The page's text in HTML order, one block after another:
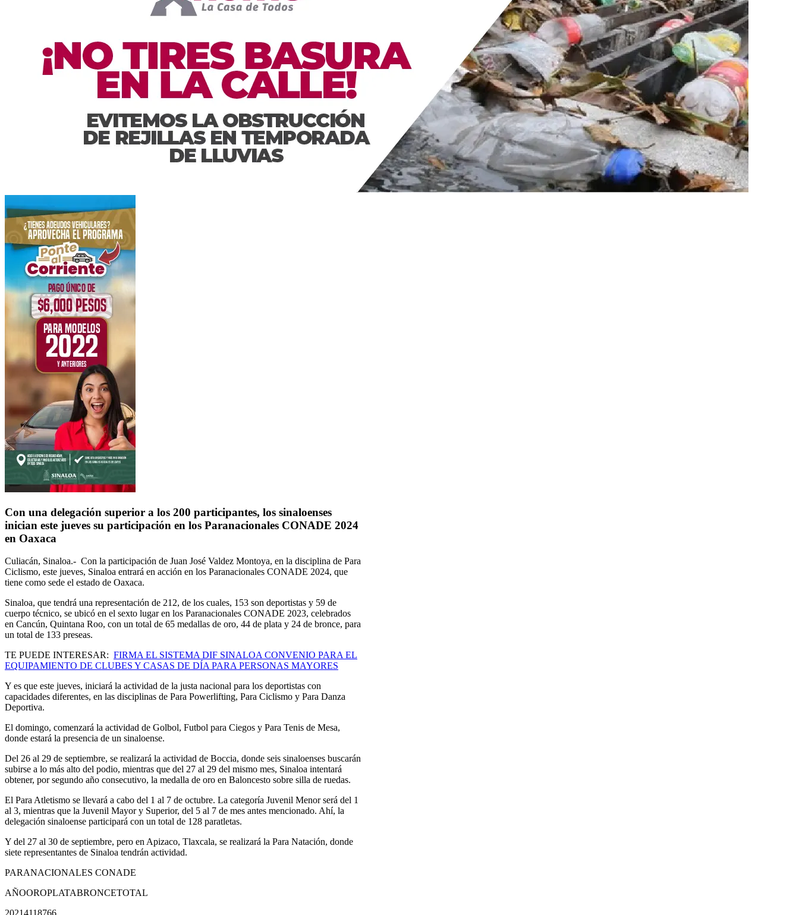
Con una delegación superior a los 200 participantes, los sinaloenses
inician este jueves su participación en los Paranacionales CONADE 2024
en Oaxaca
Culiacán, Sinaloa.- Con la participación de Juan José Valdez Montoya, en la disciplina de Para
Ciclismo, este jueves, Sinaloa entrará en acción en los Paranacionales CONADE 2024, que
tiene como sede el estado de Oaxaca.
Sinaloa, que tendrá una representación de 212, de los cuales, 153 son deportistas y 59 de
cuerpo técnico, se ubicó en el sexto lugar en los Paranacionales CONADE 2023, celebrados
en Cancún, Quintana Roo, con un total de 65 medallas de oro, 44 de plata y 24 de bronce, para
un total de 133 preseas.
TE PUEDE INTERESAR: FIRMA EL SISTEMA DIF SINALOA CONVENIO PARA EL
EQUIPAMIENTO DE CLUBES Y CASAS DE DÍA PARA PERSONAS MAYORES
Y es que este jueves, iniciará la actividad de la justa nacional para los deportistas con
capacidades diferentes, en las disciplinas de Para Powerlifting, Para Ciclismo y Para Danza
Deportiva.
El domingo, comenzará la actividad de Golbol, Futbol para Ciegos y Para Tenis de Mesa,
donde estará la presencia de un sinaloense.
Del 26 al 29 de septiembre, se realizará la actividad de Boccia, donde seis sinaloenses buscarán
subirse a lo más alto del podio, mientras que del 27 al 29 del mismo mes, Sinaloa intentará
obtener, por segundo año consecutivo, la medalla de oro en Baloncesto sobre silla de ruedas.
El Para Atletismo se llevará a cabo del 1 al 7 de octubre. La categoría Juvenil Menor será del 1
al 3, mientras que la Juvenil Mayor y Superior, del 5 al 7 de mes antes mencionado. Ahí, la
delegación sinaloense participará con un total de 128 paratletas.
Y del 27 al 30 de septiembre, pero en Apizaco, Tlaxcala, se realizará la Para Natación, donde
siete representantes de Sinaloa tendrán actividad.
PARANACIONALES CONADE
AÑOOROPLATABRONCETOTAL